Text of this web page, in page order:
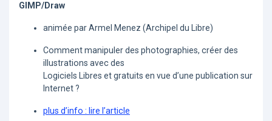
GIMP/Draw
animée par Armel Menez (Archipel du Libre)
Comment manipuler des photographies, créer des
illustrations avec des
Logiciels Libres et gratuits en vue d’une publication sur
Internet ?
plus d’info : lire l’article